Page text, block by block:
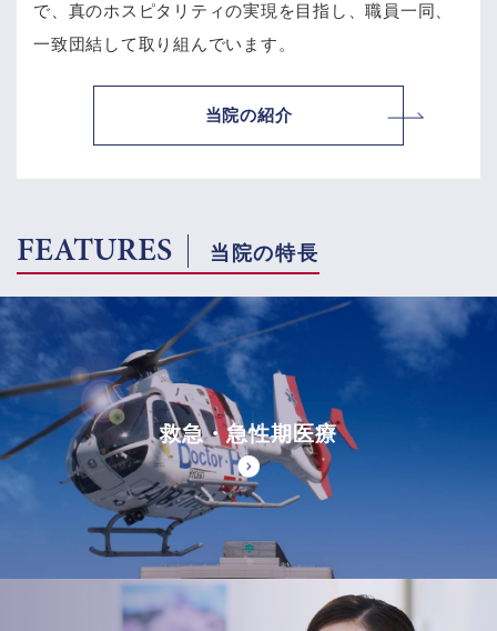
で、 真のホスピタリティの実現を目指し、職員一同、
一致団結して取り組んでいます。
当院の紹介
FEATURES 当院の特長
救急・急性期医療